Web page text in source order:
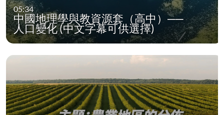
05:34
中國地理學與教資源套（高中）──
人口變化 (中文字幕可供選擇)